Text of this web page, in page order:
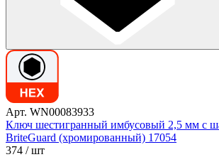
Арт. WN00083933
Ключ шестигранный имбусовый 2,5 мм с
BriteGuard (хромированный) 17054
374 / шт